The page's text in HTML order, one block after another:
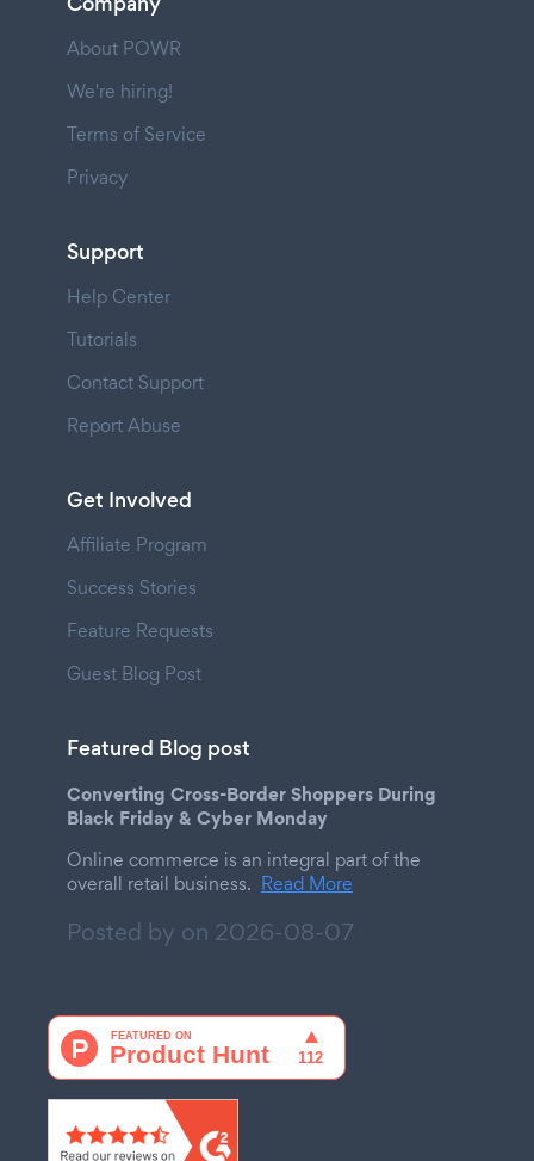
About POWR
We're hiring!
Terms of Service
Privacy
Support
Help Center
Tutorials
Contact Support
Report Abuse
Get Involved
Affiliate Program
Success Stories
Feature Requests
Guest Blog Post
Featured Blog post
Converting Cross-Border Shoppers During
Black Friday & Cyber Monday
Online commerce is an integral part of the
overall retail business. Read More
Posted by on 2026-08-07